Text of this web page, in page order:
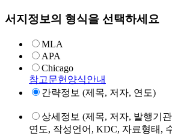
서지정보의 형식을 선택하세요
MLA
APA
Chicago
참고문헌양식안내
간략정보 (제목, 저자, 연도)
상세정보 (제목, 저자, 발행기
연도, 작성언어, KDC, 자료형태,